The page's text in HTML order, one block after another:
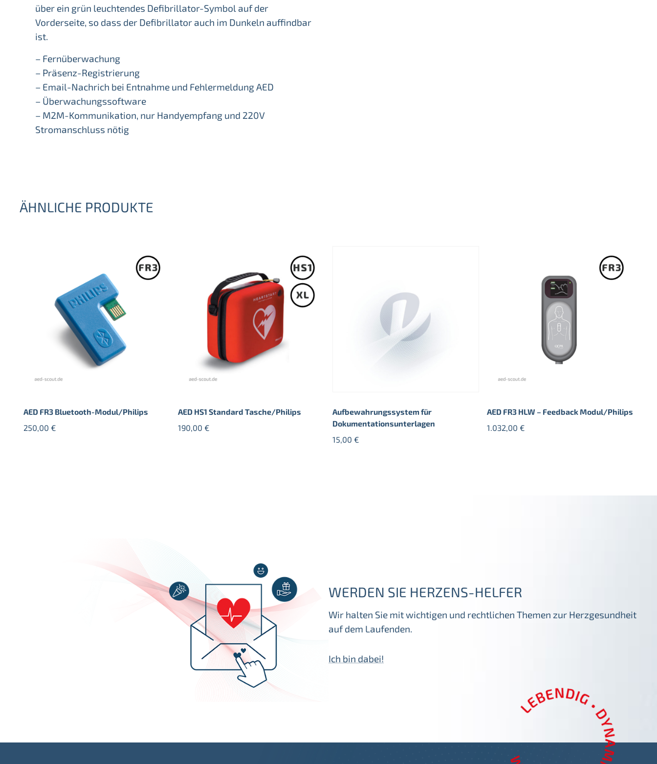
über ein grün leuchtendes Defibrillator-Symbol auf der
Vorderseite, so dass der Defibrillator auch im Dunkeln auffindbar
ist.
– Fernüberwachung
– Präsenz-Registrierung
– Email-Nachrich bei Entnahme und Fehlermeldung AED
– Überwachungssoftware
– M2M-Kommunikation, nur Handyempfang und 220V
Stromanschluss nötig
ÄHNLICHE PRODUKTE
AED FR3 Bluetooth-Modul/Philips
250,00 €
AED HS1 Standard Tasche/Philips
190,00 €
Aufbewahrungssystem für
Dokumentationsunterlagen
15,00 €
AED FR3 HLW – Feedback Modul/Philips
1.032,00 €
WERDEN SIE HERZENS-HELFER
Wir halten Sie mit wichtigen und rechtlichen Themen zur Herzgesundheit
auf dem Laufenden.
Ich bin dabei!